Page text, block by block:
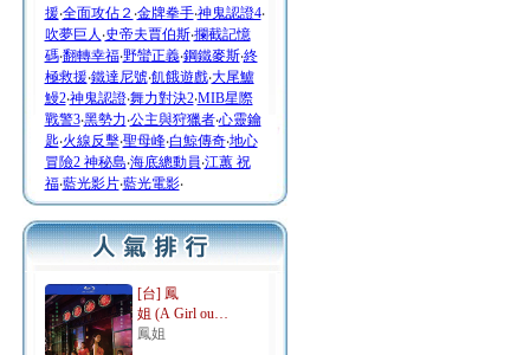
援‧全面攻佔２ ‧金牌拳手‧神鬼認證4‧
吹夢巨人 ‧史帝夫賈伯斯‧攔截記憶
碼‧翻轉幸福‧野蠻正義‧鋼鐵麥斯‧終
極救援‧鐵達尼號‧飢餓遊戲‧大尾鱸
鰻2‧神鬼認證‧舞力對決2‧MIB星際
戰警3‧黑勢力‧公主與狩獵者‧心靈鑰
匙‧火線反擊‧聖母峰‧白鯨傳奇‧地心
冒險2 神秘島‧海底總動員‧江蕙 祝
福‧藍光影片‧藍光電影‧
[台] 鳳
姐 (A Girl ou…
鳳姐